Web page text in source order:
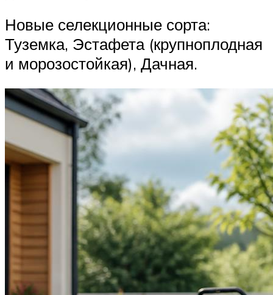
Новые селекционные сорта:
Туземка, Эстафета (крупноплодная
и морозостойкая), Дачная.